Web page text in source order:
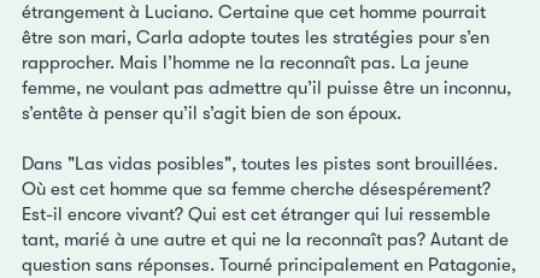
étrangement à Luciano. Certaine que cet homme pourrait
être son mari, Carla adopte toutes les stratégies pour s’en
rapprocher. Mais l’homme ne la reconnaît pas. La jeune
femme, ne voulant pas admettre qu’il puisse être un inconnu,
s’entête à penser qu’il s’agit bien de son époux.
Dans "Las vidas posibles", toutes les pistes sont brouillées.
Où est cet homme que sa femme cherche désespérement?
Est-il encore vivant? Qui est cet étranger qui lui ressemble
tant, marié à une autre et qui ne la reconnaît pas? Autant de
question sans réponses. Tourné principalement en Patagonie,